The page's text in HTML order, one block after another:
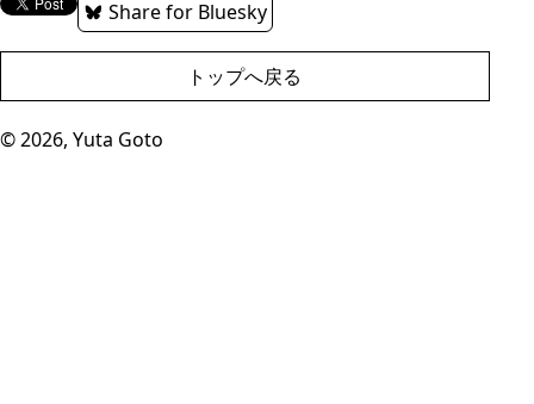
Share for Bluesky
トップへ戻る
© 2026, Yuta Goto